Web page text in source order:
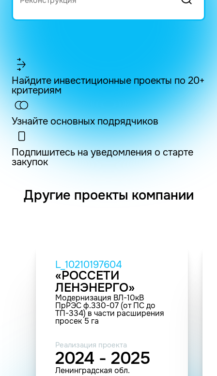
Найдите инвестиционные проекты по 20+
критериям
Узнайте основных подрядчиков
Подпишитесь на уведомления о старте
закупок
Другие проекты компании
L_10210197604
«РОССЕТИ
ЛЕНЭНЕРГО»
Модернизация ВЛ-10кВ
ПрРЭС ф.330-07 (от ПС до
ТП-334) в части расширения
просек 5 га
Реализация проекта
2024 - 2025
Ленинградская обл.